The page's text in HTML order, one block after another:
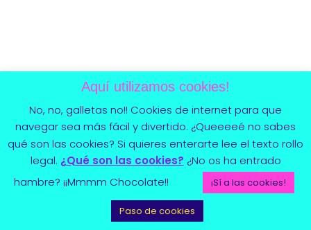
Aquí utilizamos cookies!
No, no, galletas no!! Cookies de internet para que
navegar sea más fácil y divertido. ¿Queeeeé no sabes
qué son las cookies? Si quieres enterarte lee el texto rollo
legal. ¿Qué son las cookies? ¿No os ha entrado
hambre? ¡¡Mmmm Chocolate!!
¡Sí a las cookies!
Paso de cookies